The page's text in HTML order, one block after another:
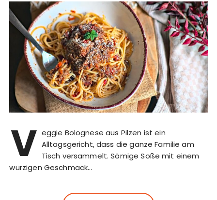
V eggie Bolognese aus Pilzen ist ein
Alltagsgericht, dass die ganze Familie am
Tisch versammelt. Sämige Soße mit einem
würzigen Geschmack…